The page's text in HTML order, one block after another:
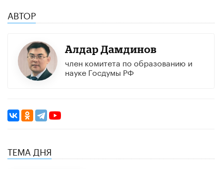
АВТОР
Алдар Дамдинов
член комитета по образованию и
науке Госдумы РФ
ТЕМА ДНЯ